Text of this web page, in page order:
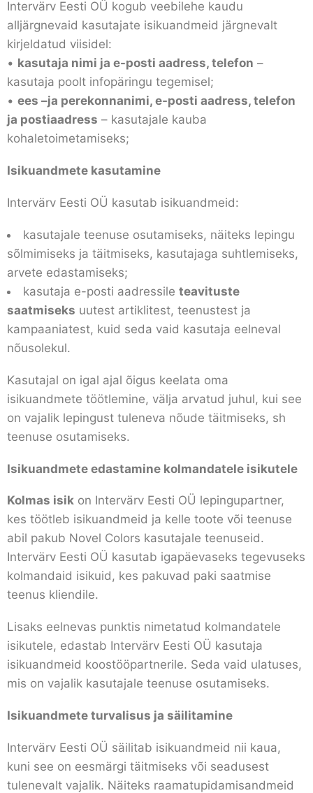
Intervärv Eesti OÜ kogub veebilehe kaudu
alljärgnevaid kasutajate isikuandmeid järgnevalt
kirjeldatud viisidel:
• kasutaja nimi ja e-posti aadress, telefon –
kasutaja poolt infopäringu tegemisel;
• ees –ja perekonnanimi, e-posti aadress, telefon
ja postiaadress – kasutajale kauba
kohaletoimetamiseks;
Isikuandmete kasutamine
Intervärv Eesti OÜ kasutab isikuandmeid:
kasutajale teenuse osutamiseks, näiteks lepingu
sõlmimiseks ja täitmiseks, kasutajaga suhtlemiseks,
arvete edastamiseks;
kasutaja e-posti aadressile teavituste
saatmiseks uutest artiklitest, teenustest ja
kampaaniatest, kuid seda vaid kasutaja eelneval
nõusolekul.
Kasutajal on igal ajal õigus keelata oma
isikuandmete töötlemine, välja arvatud juhul, kui see
on vajalik lepingust tuleneva nõude täitmiseks, sh
teenuse osutamiseks.
Isikuandmete edastamine kolmandatele isikutele
Kolmas isik on Intervärv Eesti OÜ lepingupartner,
kes töötleb isikuandmeid ja kelle toote või teenuse
abil pakub Novel Colors kasutajale teenuseid.
Intervärv Eesti OÜ kasutab igapäevaseks tegevuseks
kolmandaid isikuid, kes pakuvad paki saatmise
teenus kliendile.
Lisaks eelnevas punktis nimetatud kolmandatele
isikutele, edastab Intervärv Eesti OÜ kasutaja
isikuandmeid koostööpartnerile. Seda vaid ulatuses,
mis on vajalik kasutajale teenuse osutamiseks.
Isikuandmete turvalisus ja säilitamine
Intervärv Eesti OÜ säilitab isikuandmeid nii kaua,
kuni see on eesmärgi täitmiseks või seadusest
tulenevalt vajalik. Näiteks raamatupidamisandmeid